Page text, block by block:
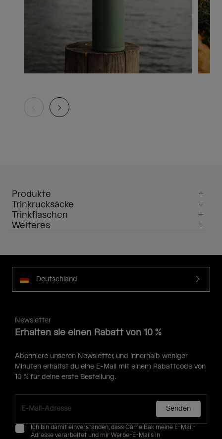
Produkte
Trinkrucksäcke
Trinkflaschen
Weiteres
Deutschland
Newsletter
Erhalten sie einen Rabatt von 10 %
Abonniere unseren Newsletter, und innerhalb weniger
Minuten erhältst du eine E-Mail mit einem Rabattcode von
10 % für deine erste Bestellung.
Senden
Ich bin damit einverstanden, dass CamelBak meine E-Mail-
Adresse verarbeitet und mir Werbe-E-Mails in